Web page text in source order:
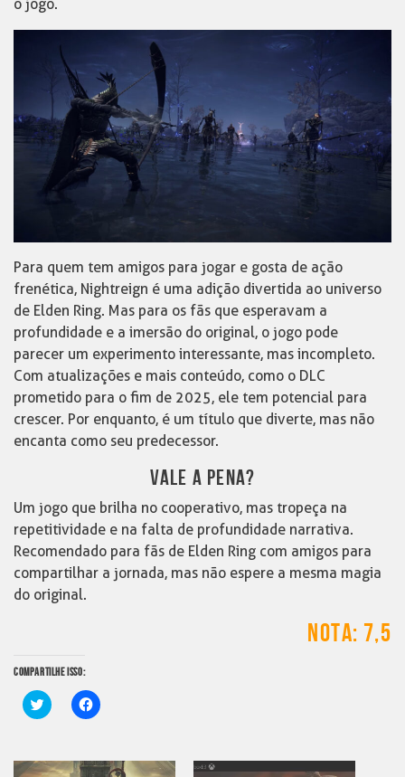
o jogo.
Para quem tem amigos para jogar e gosta de ação
frenética, Nightreign é uma adição divertida ao universo
de Elden Ring. Mas para os fãs que esperavam a
profundidade e a imersão do original, o jogo pode
parecer um experimento interessante, mas incompleto.
Com atualizações e mais conteúdo, como o DLC
prometido para o fim de 2025, ele tem potencial para
crescer. Por enquanto, é um título que diverte, mas não
encanta como seu predecessor.
VALE A PENA?
Um jogo que brilha no cooperativo, mas tropeça na
repetitividade e na falta de profundidade narrativa.
Recomendado para fãs de Elden Ring com amigos para
compartilhar a jornada, mas não espere a mesma magia
do original.
NOTA: 7,5
COMPARTILHE ISSO:
Clique
para
em
nova
Clique
para
em
nova